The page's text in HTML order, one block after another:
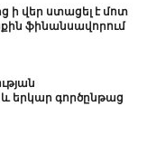
ի վեր ստացել է մոտ
ֆինանսավորում
երկար գործընթաց